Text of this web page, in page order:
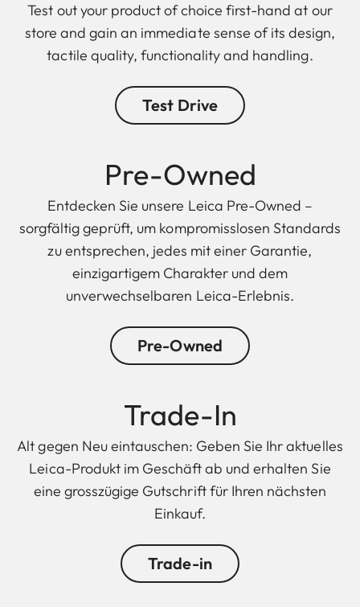
Test out your product of choice first-hand at our
store and gain an immediate sense of its design,
tactile quality, functionality and handling.
Test Drive
Pre-Owned
Entdecken Sie unsere Leica Pre-Owned –
sorgfältig geprüft, um kompromisslosen Standards
zu entsprechen, jedes mit einer Garantie,
einzigartigem Charakter und dem
unverwechselbaren Leica-Erlebnis.
Pre-Owned
Trade-In
Alt gegen Neu eintauschen: Geben Sie Ihr aktuelles
Leica-Produkt im Geschäft ab und erhalten Sie
eine grosszügige Gutschrift für Ihren nächsten
Einkauf.
Trade-in